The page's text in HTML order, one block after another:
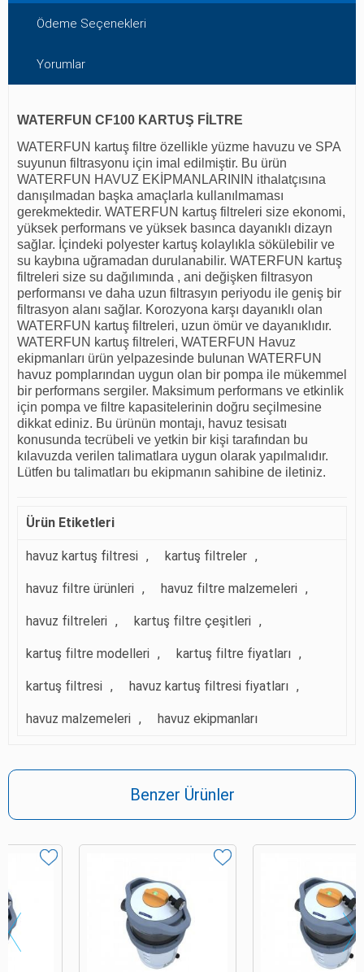
Ödeme Seçenekleri
Yorumlar
WATERFUN CF100 KARTUŞ FİLTRE
WATERFUN kartuş filtre özellikle yüzme havuzu ve SPA
suyunun filtrasyonu için imal edilmiştir. Bu ürün
WATERFUN HAVUZ EKİPMANLARININ ithalatçısına
danışılmadan başka amaçlarla kullanılmaması
gerekmektedir. WATERFUN kartuş filtreleri size ekonomi,
yüksek performans ve yüksek basınca dayanıklı dizayn
sağlar. İçindeki polyester kartuş kolaylıkla sökülebilir ve
su kaybına uğramadan durulanabilir. WATERFUN kartuş
filtreleri size su dağılımında , ani değişken filtrasyon
performansı ve daha uzun filtrasyın periyodu ile geniş bir
filtrasyon alanı sağlar. Korozyona karşı dayanıklı olan
WATERFUN kartuş filtreleri, uzun ömür ve dayanıklıdır.
WATERFUN kartuş filtreleri, WATERFUN Havuz
ekipmanları ürün yelpazesinde bulunan WATERFUN
havuz pomplarından uygun olan bir pompa ile mükemmel
bir performans sergiler. Maksimum performans ve etkinlik
için pompa ve filtre kapasitelerinin doğru seçilmesine
dikkat ediniz. Bu ürünün montajı, havuz tesisatı
konusunda tecrübeli ve yetkin bir kişi tarafından bu
kılavuzda verilen talimatlara uygun olarak yapılmalıdır.
Lütfen bu talimatları bu ekipmanın sahibine de iletiniz.
Ürün Etiketleri
havuz kartuş filtresi , kartuş filtreler ,
havuz filtre ürünleri , havuz filtre malzemeleri ,
havuz filtreleri , kartuş filtre çeşitleri ,
kartuş filtre modelleri , kartuş filtre fiyatları ,
kartuş filtresi , havuz kartuş filtresi fiyatları ,
havuz malzemeleri , havuz ekipmanları
Benzer Ürünler